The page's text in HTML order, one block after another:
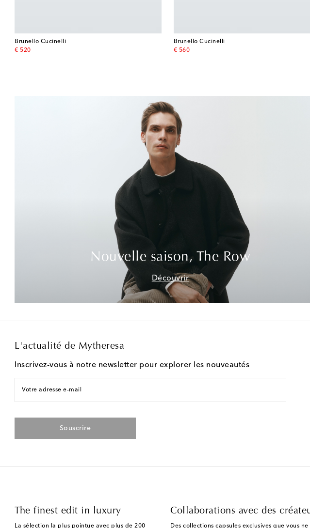
Brunello Cucinelli
€ 520
original price
Brunello Cucinelli
€ 560
original price
Nouvelle saison, The Row
Découvrir
L'actualité de Mytheresa
Inscrivez-vous à notre newsletter pour explorer les nouveautés
Votre adresse e-mail
Souscrire
The finest edit in luxury
La sélection la plus pointue avec plus de 200
Collaborations avec des
Des collections capsules exclusives que vous ne